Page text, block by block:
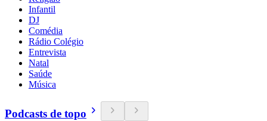
Infantil
DJ
Comédia
Rádio Colégio
Entrevista
Natal
Saúde
Música
Podcasts de topo